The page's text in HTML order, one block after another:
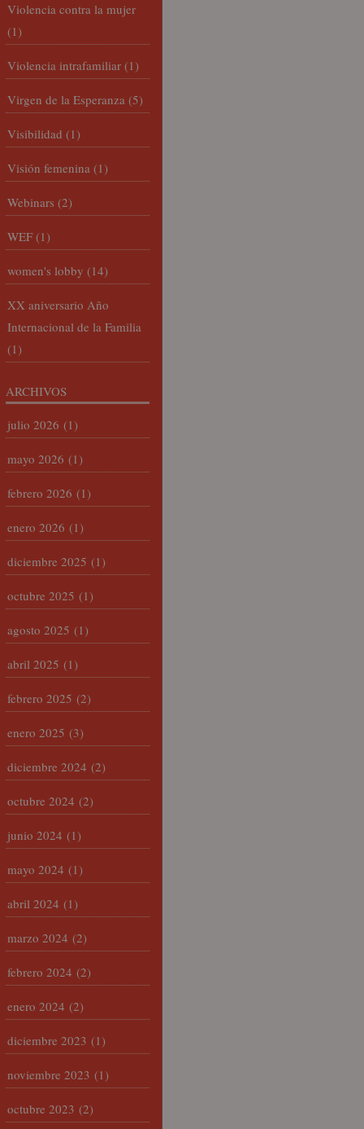
Violencia contra la mujer
(1)
Violencia intrafamiliar (1)
Virgen de la Esperanza (5)
Visibilidad (1)
Visión femenina (1)
Webinars (2)
WEF (1)
women's lobby (14)
XX aniversario Año
Internacional de la Familia
(1)
ARCHIVOS
julio 2026 (1)
mayo 2026 (1)
febrero 2026 (1)
enero 2026 (1)
diciembre 2025 (1)
octubre 2025 (1)
agosto 2025 (1)
abril 2025 (1)
febrero 2025 (2)
enero 2025 (3)
diciembre 2024 (2)
octubre 2024 (2)
junio 2024 (1)
mayo 2024 (1)
abril 2024 (1)
marzo 2024 (2)
febrero 2024 (2)
enero 2024 (2)
diciembre 2023 (1)
noviembre 2023 (1)
octubre 2023 (2)